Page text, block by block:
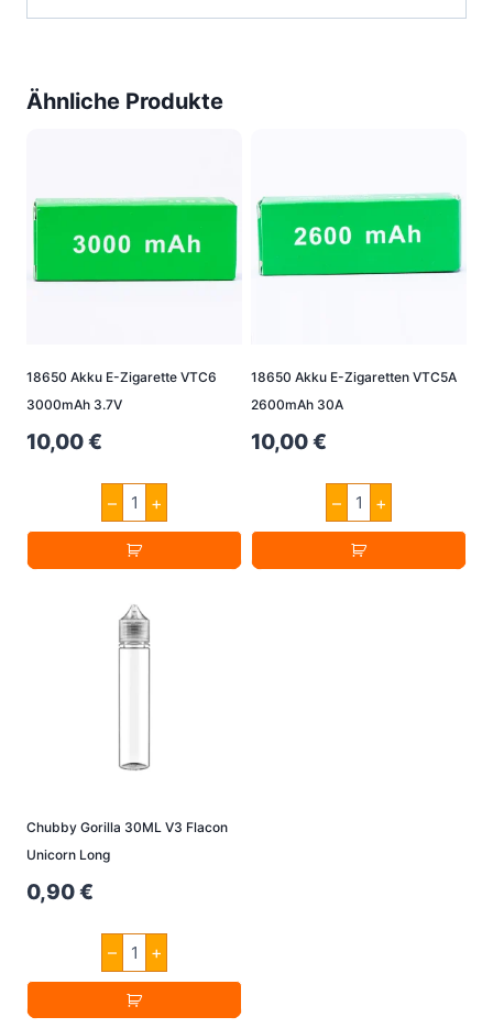
Ähnliche Produkte
18650 Akku E-Zigarette VTC6
3000mAh 3.7V
10,00€
–
18650
Akku
E-
Zigarette
VTC6
3.7V
Menge
+
18650 Akku E-Zigaretten VTC5A
2600mAh 30A
10,00€
–
18650
Akku
E-
Zigaretten
VTC5A
+
Chubby Gorilla 30ML V3 Flacon
Unicorn Long
0,90€
–
Chubby
Gorilla
30ML
V3
Flacon
+